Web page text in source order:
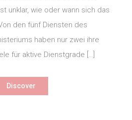
unklar, wie oder wann sich das
den fünf Diensten des
haben nur zwei ihre
für aktive Dienstgrade […]
Discover